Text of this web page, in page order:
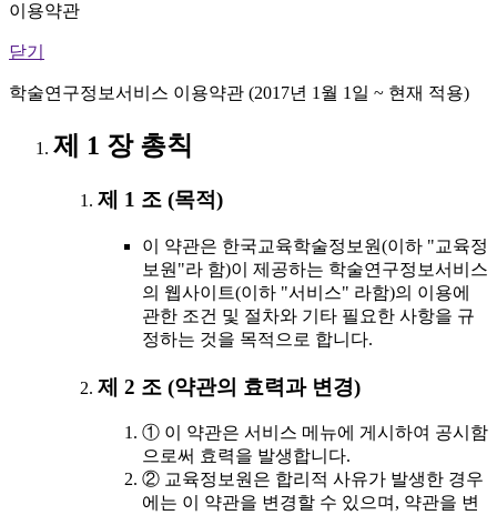
이용약관
닫기
학술연구정보서비스 이용약관 (2017년 1월 1일 ~ 현재 적용)
제 1 장 총칙
제 1 조 (목적)
이 약관은 한국교육학술정보원(이하 "교육정
보원"라 함)이 제공하는 학술연구정보서비스
의 웹사이트(이하 "서비스" 라함)의 이용에
관한 조건 및 절차와 기타 필요한 사항을 규
정하는 것을 목적으로 합니다.
제 2 조 (약관의 효력과 변경)
① 이 약관은 서비스 메뉴에 게시하여 공시함
으로써 효력을 발생합니다.
② 교육정보원은 합리적 사유가 발생한 경우
에는 이 약관을 변경할 수 있으며, 약관을 변